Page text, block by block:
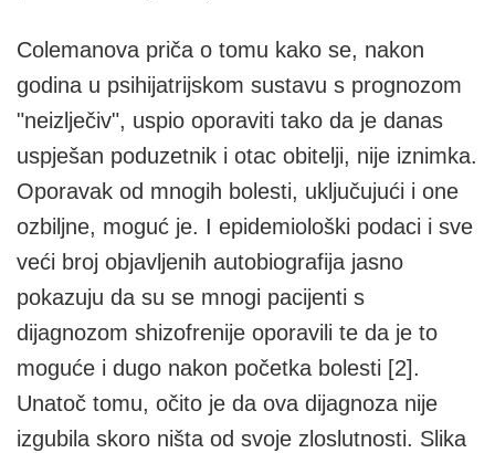
Colemanova priča o tomu kako se, nakon
godina u psihijatrijskom sustavu s prognozom
"neizlječiv", uspio oporaviti tako da je danas
uspješan poduzetnik i otac obitelji, nije iznimka.
Oporavak od mnogih bolesti, uključujući i one
ozbiljne, moguć je. I epidemiološki podaci i sve
veći broj objavljenih autobiografija jasno
pokazuju da su se mnogi pacijenti s
dijagnozom shizofrenije oporavili te da je to
moguće i dugo nakon početka bolesti [2].
Unatoč tomu, očito je da ova dijagnoza nije
izgubila skoro ništa od svoje zloslutnosti. Slika